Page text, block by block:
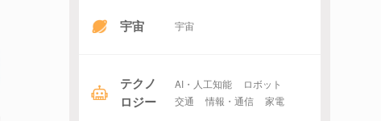
宇宙 宇宙
テクノ
ロジー
AI・人工知能
ロボット
交通
情報・通信 家電